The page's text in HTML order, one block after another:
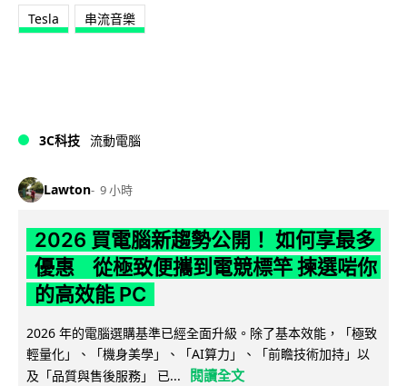
Tesla 串流音樂
3C科技 流動電腦
Lawton 9 小時
2026 買電腦新趨勢公開！ 如何享最多
優惠 從極致便攜到電競標竿 揀選啱你
的高效能 PC
2026 年的電腦選購基準已經全面升級。除了基本效能，「極致
輕量化」、「機身美學」、「AI算力」、「前瞻技術加持」以
及「品質與售後服務」 已...
閱讀全文